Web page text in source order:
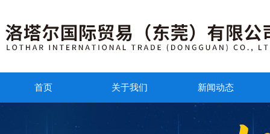
首页 关于我们 新闻动态